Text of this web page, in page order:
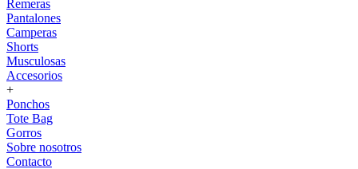
Remeras
Pantalones
Camperas
Shorts
Musculosas
Accesorios
+
Ponchos
Tote Bag
Gorros
Sobre nosotros
Contacto